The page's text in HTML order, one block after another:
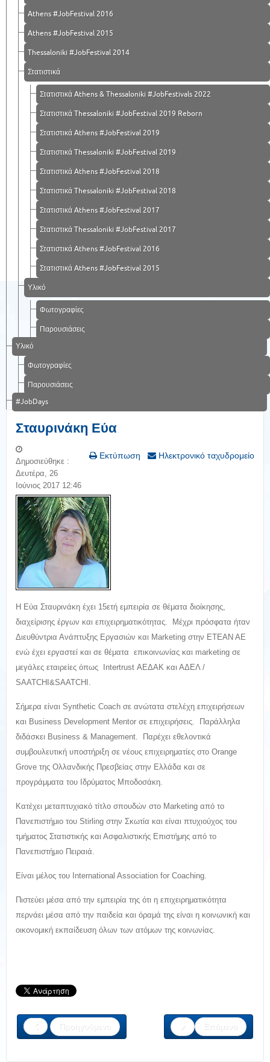
Athens #JobFestival 2016
Athens #JobFestival 2015
Thessaloniki #JobFestival 2014
Στατιστικά
Στατιστικά Athens & Thessaloniki #JobFestivals 2022
Στατιστικά Thessaloniki #JobFestival 2019 Reborn
Στατιστικά Athens #JobFestival 2019
Στατιστικά Thessaloniki #JobFestival 2019
Στατιστικά Athens #JobFestival 2018
Στατιστικά Thessaloniki #JobFestival 2018
Στατιστικά Athens #JobFestival 2017
Στατιστικά Thessaloniki #JobFestival 2017
Στατιστικά Athens #JobFestival 2016
Στατιστικά Athens #JobFestival 2015
Υλικό
Φωτογραφίες
Παρουσιάσεις
Υλικό
Φωτογραφίες
Παρουσιάσεις
#JobDays
Σταυρινάκη Εύα
Εκτύπωση Ηλεκτρονικό ταχυδρομείο
Δημοσιεύθηκε :
Δευτέρα, 26
Ιούνιος 2017 12:46
Η Εύα Σταυρινάκη έχει 15ετή εμπειρία σε θέματα διοίκησης,
διαχείρισης έργων και επιχειρηματικότητας. Μέχρι πρόσφατα ήταν
Διευθύντρια Ανάπτυξης Εργασιών και Marketing στην ΕΤΕΑΝ ΑΕ
ενώ έχει εργαστεί και σε θέματα επικοινωνίας και marketing σε
μεγάλες εταιρείες όπως Intertrust ΑΕΔΑΚ και ΑΔΕΛ /
SAATCHI&SAATCHI.
Σήμερα είναι Synthetic Coach σε ανώτατα στελέχη επιχειρήσεων
και Business Development Mentor σε επιχειρήσεις. Παράλληλα
διδάσκει Business & Management. Παρέχει εθελοντικά
συμβουλευτική υποστήριξη σε νέους επιχειρηματίες στο Orange
Grove της Ολλανδικής Πρεσβείας στην Ελλάδα και σε
προγράμματα του Ιδρύματος Μποδοσάκη.
Κατέχει μεταπτυχιακό τίτλο σπουδών στο Marketing από το
Πανεπιστήμιο του Stirling στην Σκωτία και είναι πτυχιούχος του
τμήματος Στατιστικής και Ασφαλιστικής Επιστήμης από το
Πανεπιστήμιο Πειραιά.
Είναι μέλος του International Association for Coaching.
Πιστεύει μέσα από την εμπειρία της ότι η επιχειρηματικότητα
περνάει μέσα από την παιδεία και όραμά της είναι η κοινωνική και
οικονομική εκπαίδευση όλων των ατόμων της κοινωνίας.
Προηγούμενο Επόμενο